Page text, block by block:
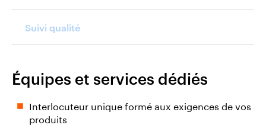
Suivi qualité
Équipes et services dédiés
Interlocuteur unique formé aux exigences de vos
produits